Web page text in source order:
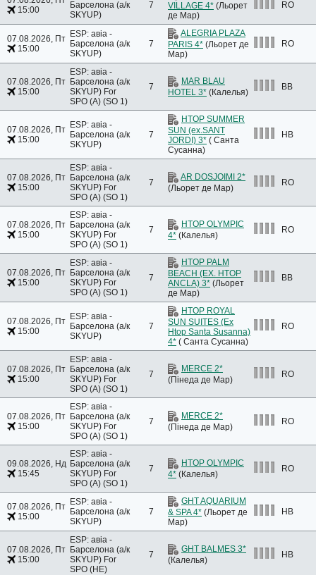
15:00
Барселона (а/к
SKYUP)
7 VILLAGE 4* (Льорет
де Мар)
RO
07.08.2026, Пт
15:00
ESP: авіа -
Барселона (а/к
SKYUP)
7
ALEGRIA PLAZA
PARIS 4* (Льорет де
Мар)
RO
07.08.2026, Пт
15:00
ESP: авіа -
Барселона (а/к
SKYUP) For
SPO (A) (SO 1)
7
MAR BLAU
HOTEL 3* (Калелья)
BB
07.08.2026, Пт
15:00
ESP: авіа -
Барселона (а/к
SKYUP)
7
HTOP SUMMER
SUN (ex.SANT
JORDI) 3* ( Санта
Сусанна)
HB
07.08.2026, Пт
15:00
ESP: авіа -
Барселона (а/к
SKYUP) For
SPO (A) (SO 1)
7
AR DOSJOIMI 2*
(Льорет де Мар)
RO
07.08.2026, Пт
15:00
ESP: авіа -
Барселона (а/к
SKYUP) For
SPO (A) (SO 1)
7
HTOP OLYMPIC
4* (Калелья)
RO
07.08.2026, Пт
15:00
ESP: авіа -
Барселона (а/к
SKYUP) For
SPO (A) (SO 1)
7
HTOP PALM
BEACH (EX. HTOP
ANCLA) 3* (Льорет
де Мар)
BB
07.08.2026, Пт
15:00
ESP: авіа -
Барселона (а/к
SKYUP)
7
HTOP ROYAL
SUN SUITES (Ex
Htop Santa Susanna)
4* ( Санта Сусанна)
RO
07.08.2026, Пт
15:00
ESP: авіа -
Барселона (а/к
SKYUP) For
SPO (A) (SO 1)
7
MERCE 2*
(Пінеда де Мар)
RO
07.08.2026, Пт
15:00
ESP: авіа -
Барселона (а/к
SKYUP) For
SPO (A) (SO 1)
7
MERCE 2*
(Пінеда де Мар)
RO
09.08.2026, Нд
15:45
ESP: авіа -
Барселона (а/к
SKYUP) For
SPO (A) (SO 1)
7
HTOP OLYMPIC
4* (Калелья)
RO
07.08.2026, Пт
15:00
ESP: авіа -
Барселона (а/к
SKYUP)
7
GHT AQUARIUM
& SPA 4* (Льорет де
Мар)
HB
07.08.2026, Пт
15:00
ESP: авіа -
Барселона (а/к
SKYUP) For
SPO (HE)
7
GHT BALMES 3*
(Калелья)
HB